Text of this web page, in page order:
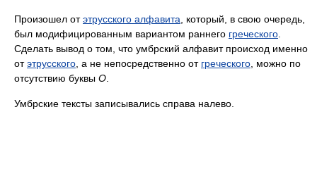
Произошел отэтрусского алфавита , который, в свою очередь,
был модифицированным вариантом раннего греческого
Сделать вывод о том, что умбрский алфавит происход именно
отэтрусского , а не непосредственно от греческого , можно по
отсутствию буквы O
Умбрские тексты записывались справа налево.